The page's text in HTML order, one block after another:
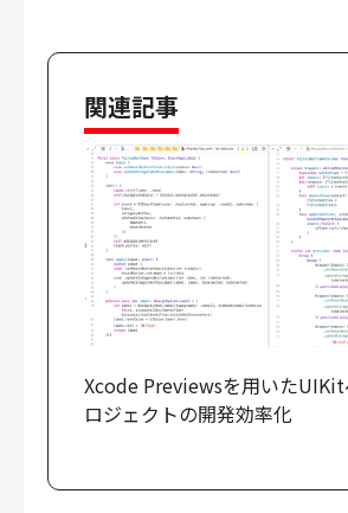
関連記事
Xcode Previewsを用いた
ロジェクトの開発効率化